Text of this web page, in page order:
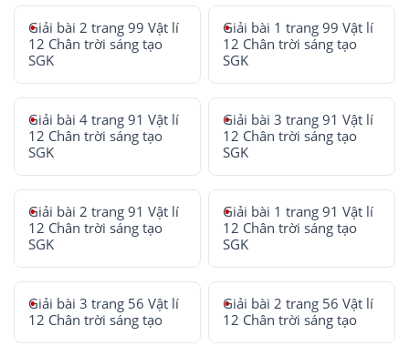
Giải bài 2 trang 99 Vật lí
12 Chân trời sáng tạo
SGK
Giải bài 1 trang 99 Vật lí
12 Chân trời sáng tạo
SGK
Giải bài 4 trang 91 Vật lí
12 Chân trời sáng tạo
SGK
Giải bài 3 trang 91 Vật lí
12 Chân trời sáng tạo
SGK
Giải bài 2 trang 91 Vật lí
12 Chân trời sáng tạo
SGK
Giải bài 1 trang 91 Vật lí
12 Chân trời sáng tạo
SGK
Giải bài 3 trang 56 Vật lí
12 Chân trời sáng tạo
Giải bài 2 trang 56 Vật lí
12 Chân trời sáng tạo